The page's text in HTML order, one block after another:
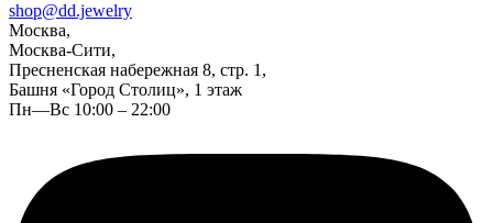
shop@dd.jewelry
Москва,
Москва-Сити,
Пресненская набережная 8, стр. 1,
Башня «Город Столиц», 1 этаж
Пн—Вс 10:00 – 22:00